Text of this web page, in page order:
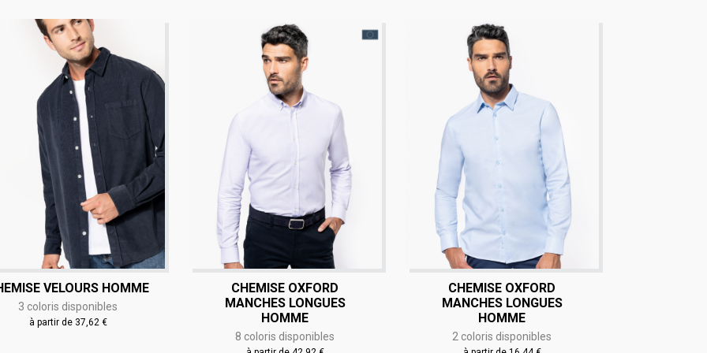
VELOURS HOMME
3 coloris disponibles
à partir de 37,62 €
CHEMISE OXFORD
MANCHES LONGUES
HOMME
8 coloris disponibles
CHEMISE OXFORD
MANCHES LONGUES
HOMME
2 coloris disponibles